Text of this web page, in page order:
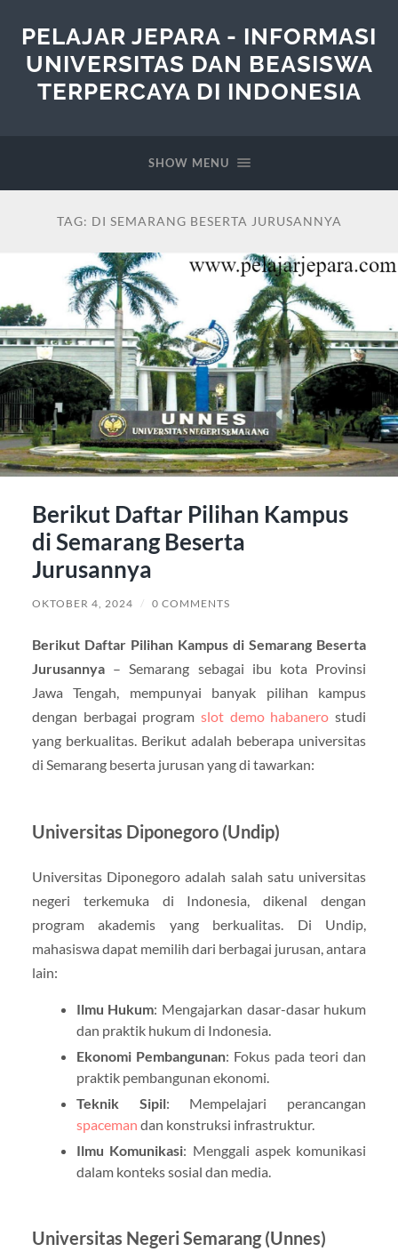
PELAJAR JEPARA - INFORMASI
UNIVERSITAS DAN BEASISWA
TERPERCAYA DI INDONESIA
SHOW MENU
TAG: DI SEMARANG BESERTA JURUSANNYA
Berikut Daftar Pilihan Kampus
di Semarang Beserta
Jurusannya
OKTOBER 4, 2024 / 0 COMMENTS
Berikut Daftar Pilihan Kampus di Semarang Beserta
Jurusannya– Semarang sebagai ibu kota Provinsi
Jawa Tengah, mempunyai banyak pilihan kampus
dengan berbagai program slot demo habanero studi
yang berkualitas. Berikut adalah beberapa universitas
di Semarang beserta jurusan yang di tawarkan:
Universitas Diponegoro (Undip)
Universitas Diponegoro adalah salah satu universitas
negeri terkemuka di Indonesia, dikenal dengan
program akademis yang berkualitas. Di Undip,
mahasiswa dapat memilih dari berbagai jurusan, antara
lain:
Ilmu Hukum: Mengajarkan dasar-dasar hukum
dan praktik hukum di Indonesia.
Ekonomi Pembangunan: Fokus pada teori dan
praktik pembangunan ekonomi.
Teknik Sipil: Mempelajari perancangan
spaceman dan konstruksi infrastruktur.
Ilmu Komunikasi: Menggali aspek komunikasi
dalam konteks sosial dan media.
Universitas Negeri Semarang (Unnes)